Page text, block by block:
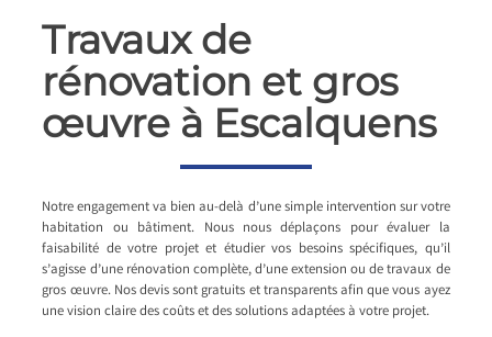
Travaux de
rénovation et gros
œuvre à Escalquens
Notre engagement va bien au-delà d’une simple intervention sur votre
habitation ou bâtiment. Nous nous déplaçons pour évaluer la
faisabilité de votre projet et étudier vos besoins spécifiques, qu’il
s’agisse d’une rénovation complète, d’une extension ou de travaux de
gros œuvre. Nos devis sont gratuits et transparents afin que vous ayez
une vision claire des coûts et des solutions adaptées à votre projet.